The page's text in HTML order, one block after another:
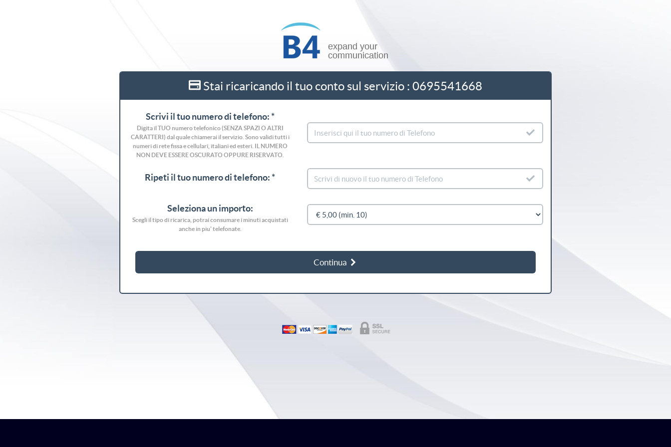
Stai ricaricando il tuo conto sul servizio : 0695541668
Scrivi il tuo numero di telefono: *
Digita il TUO numero telefonico (SENZA SPAZI O ALTRI
CARATTERI) dal quale chiamerai il servizio. Sono validi tutti i
numeri di rete fissa e cellulari, italiani ed esteri. IL NUMERO
NON DEVE ESSERE OSCURATO OPPURE RISERVATO.
Ripeti il tuo numero di telefono: *
Seleziona un importo:
Scegli il tipo di ricarica, potrai consumare i minuti acquistati
anche in piu' telefonate.
Continua